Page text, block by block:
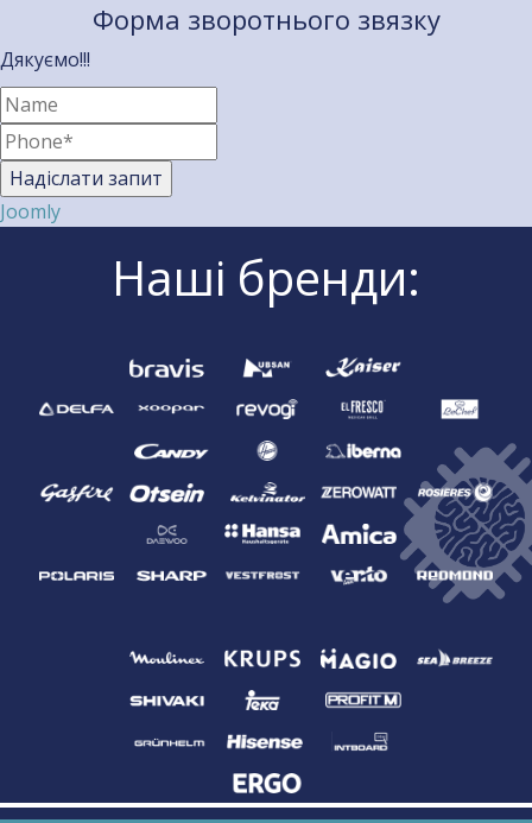
Форма зворотнього звязку
Дякуємо!!!
Надіслати запит
Joomly
Наші бренди: